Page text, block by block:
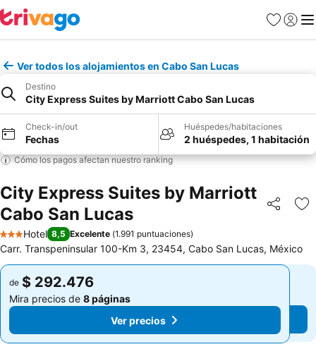
Favoritos
Iniciar
Ver todos los alojamientos en Cabo San Lucas
Destino
City Express Suites by Marriott Cabo San Lucas
Check-in/out
Fechas
Huéspedes/habitaciones
2 huéspedes, 1 habitación
Cómo los pagos afectan nuestro ranking
City Express Suites by Marriott
Cabo San Lucas
Compartir
3 Estrellas
Hotel 8,5 Excelente (1.991 puntuaciones)
Carr. Transpeninsular 100-Km 3, 23454, Cabo San Lucas, México
de $ 292.476
Mira precios de 8 páginas
Ver precios
de $ 292.476
Mira precios de 8 páginas
Ver precios